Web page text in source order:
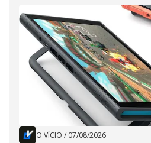
O VÍCIO / 07/08/2026